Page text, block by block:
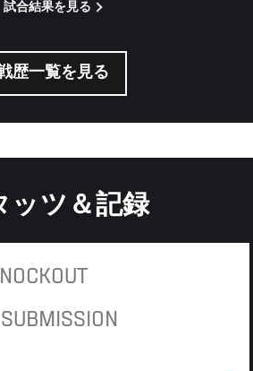
試合結果を見る
歴一覧を見る
ッツ＆記録